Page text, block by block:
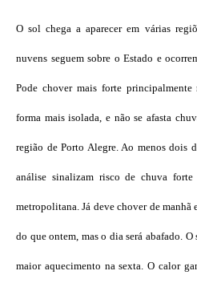
O sol chega a aparecer em várias
nuvens seguem sobre o Estado e
Pode chover mais forte
forma mais isolada, e não se afasta
região de Porto Alegre. Ao menos dois
análise sinalizam risco de chuva
metropolitana. Já deve chover de manhã
do que ontem, mas o dia será abafado.
maior aquecimento na sexta. O calor